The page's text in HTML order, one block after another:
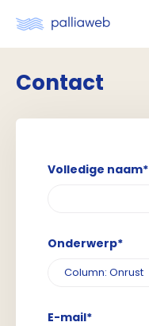
Contact
Volledige naam*
Onderwerp*
E-mail*